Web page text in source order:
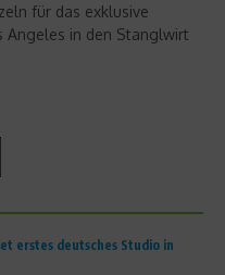
für das exklusive
Angeles in den Stanglwirt
erstes deutsches Studio in